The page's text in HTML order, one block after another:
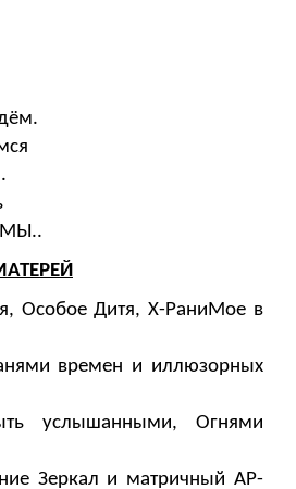
МЫ..
Особое Дитя, Х-РаниМое в
времен и иллюзорных
услышанными, Огнями
Зеркал и матричный АР-